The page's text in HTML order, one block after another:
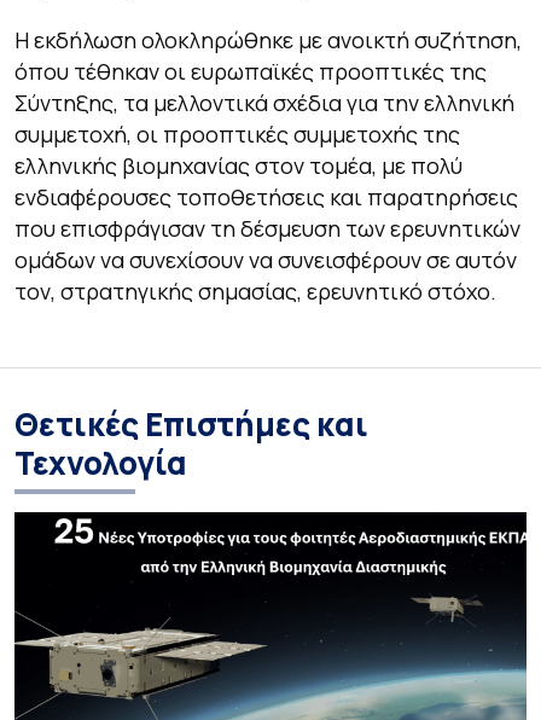
Η εκδήλωση ολοκληρώθηκε με ανοικτή συζήτηση,
όπου τέθηκαν οι ευρωπαϊκές προοπτικές της
Σύντηξης, τα μελλοντικά σχέδια για την ελληνική
συμμετοχή, οι προοπτικές συμμετοχής της
ελληνικής βιομηχανίας στον τομέα, με πολύ
ενδιαφέρουσες τοποθετήσεις και παρατηρήσεις
που επισφράγισαν τη δέσμευση των ερευνητικών
ομάδων να συνεχίσουν να συνεισφέρουν σε αυτόν
τον, στρατηγικής σημασίας, ερευνητικό στόχο.
Θετικές Επιστήμες και
Τεχνολογία